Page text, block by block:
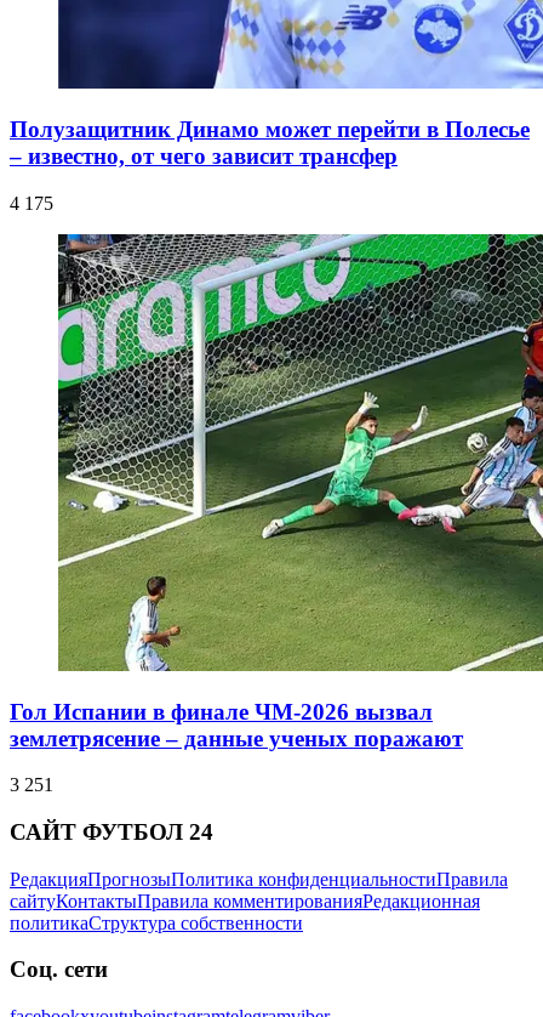
Полузащитник Динамо может перейти в Полесье
– известно, от чего зависит трансфер
4 175
Гол Испании в финале ЧМ-2026 вызвал
землетрясение – данные ученых поражают
3 251
САЙТ ФУТБОЛ 24
РедакцияПрогнозыПолитика конфиденциальностиПравила
сайтуКонтактыПравила комментированияРедакционная
политикаСтруктура собственности
Соц. сети